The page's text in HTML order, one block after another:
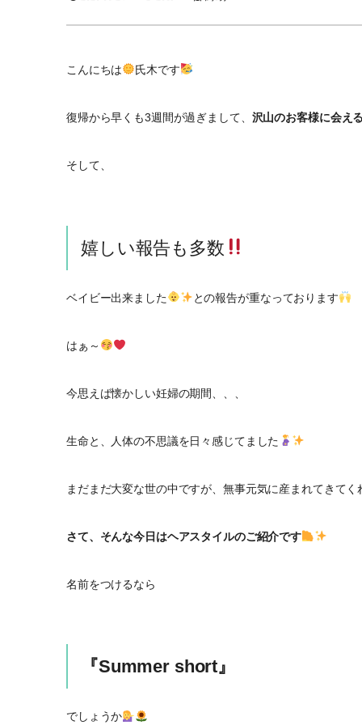
こんにちは 氏木です
復帰から早くも3週間が過ぎまして、 沢山のお客様に会え
そして、
嬉しい報告も多数
ベイビー出来ました との報告が重なっております
はぁ～
今思えば懐かしい妊婦の期間、、、
生命と、人体の不思議を日々感じてました
まだまだ大変な世の中ですが、無事元気に産まれてきて
さて、そんな今日はヘアスタイルのご紹介です
名前をつけるなら
『Summer short』
でしょうか